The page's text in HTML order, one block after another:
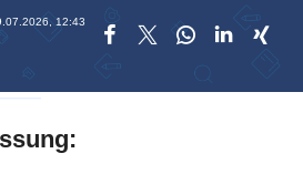
12:43
    